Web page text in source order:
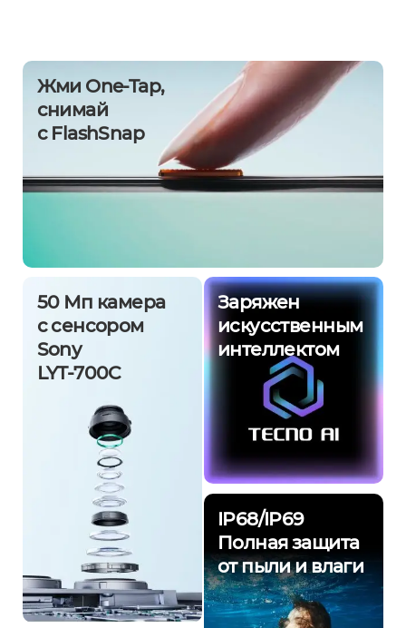
Жми One-Tap,
снимай
с FlashSnap
50 Мп камера
с сенсором
Sony
LYT-700C
Заряжен
искусственным
интеллектом
IP68/IP69
Полная защита
от пыли и влаги